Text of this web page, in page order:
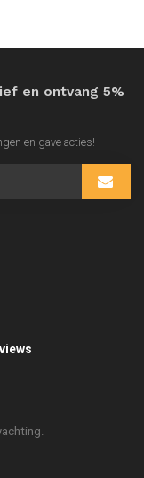
en ontvang 5%
en gave acties!